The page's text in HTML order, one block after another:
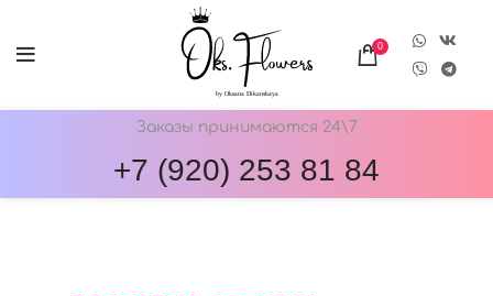
0
Заказы принимаются 24\7
+7 (920) 253 81 84